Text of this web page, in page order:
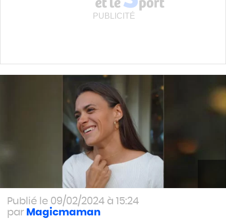
09/02/2024 à 15:24
Magicmaman